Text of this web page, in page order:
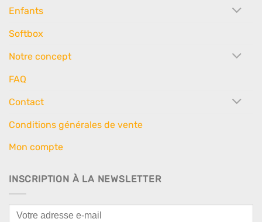
Enfants
Softbox
Notre concept
FAQ
Contact
Conditions générales de vente
Mon compte
INSCRIPTION À LA NEWSLETTER